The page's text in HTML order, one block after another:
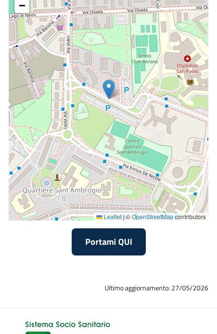
Ilsecondo colloquioè finalizzato ad individuare la causa di
infertilità (maschile, femminile, idiopatica) e ad illustrare la
tecnica di PMA più idonea per la coppia (IUI / FIV / ICSI). Lo
specialista descrive dettagliatamente le varie fasi della
procedura scelta, gli effetti collaterali ed i rischi della
procedura stessa; spiega, inoltre, le percentuali di
gravidanza legate al quadro complessivo di infertilità della
coppia. Vengono consegnati: il certificato di infertilità,
l’informativa ed i consensi perché vengano firmati dalla
coppia prima di iniziare la procedura di PMA.
−
Leaflet |©OpenStreetMapcontributors
Portami QUI
Ultimo aggiornamento: 27/05/2026